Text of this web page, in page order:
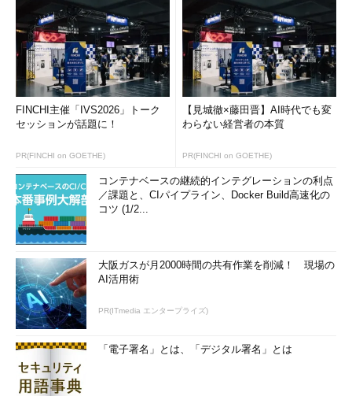
FINCHI主催「IVS2026」トーク
セッションが話題に！
PR(FINCHI on GOETHE)
【見城徹×藤田晋】AI時代でも変
わらない経営者の本質
PR(FINCHI on GOETHE)
コンテナベースの継続的インテグレーションの利点
／課題と、CIパイプライン、Docker Build高速化の
コツ (1/2...
大阪ガスが月2000時間の共有作業を削減！ 現場の
AI活用術
PR(ITmedia エンタープライズ)
「電子署名」とは、「デジタル署名」とは